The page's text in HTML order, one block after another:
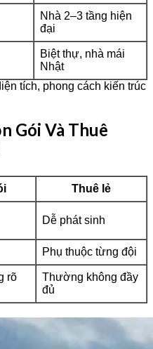
Nhà 2–3 tầng hiện
đại
Biệt thự, nhà mái
Nhật
tích, phong cách kiến trúc
Gói Và Thuê
Thuê lẻ
Dễ phát sinh
Phụ thuộc từng đội
rõ
Thường không đầy
đủ